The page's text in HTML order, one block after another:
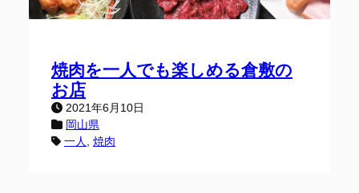
焼肉を一人でも楽しめる倉敷の
お店
2021年6月10日
岡山県
一人
焼肉